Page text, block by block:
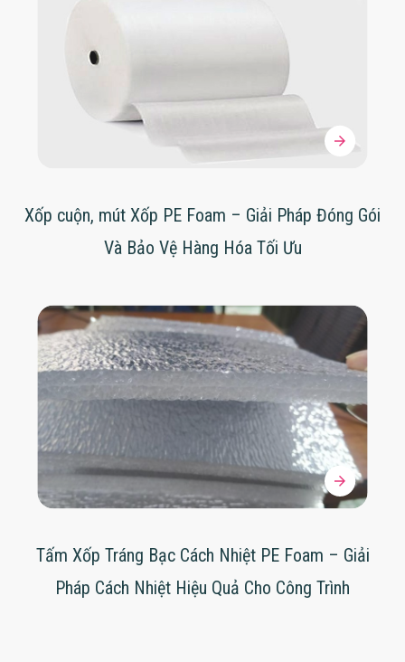
Xốp cuộn, mút Xốp PE Foam – Giải Pháp Đóng Gói
Và Bảo Vệ Hàng Hóa Tối Ưu
Tấm Xốp Tráng Bạc Cách Nhiệt PE Foam – Giải
Pháp Cách Nhiệt Hiệu Quả Cho Công Trình